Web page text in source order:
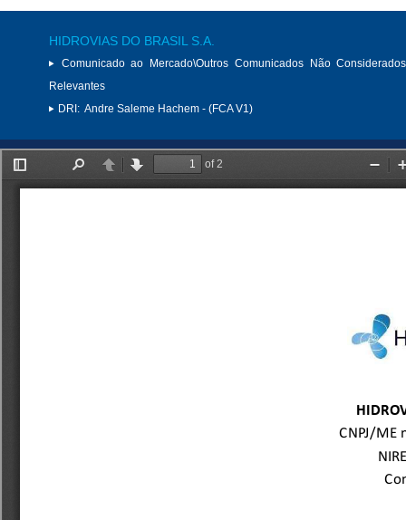
HIDROVIAS DO BRASIL S.A.
Comunicado ao Mercado\Outros Comunicados Não
Relevantes
DRI: Andre Saleme Hachem - (FCA V1)